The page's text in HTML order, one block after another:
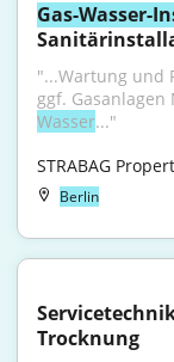
Gas-Wasser-
"...Wartung und
Wasser..."
STRABAG
Berlin
Trocknung